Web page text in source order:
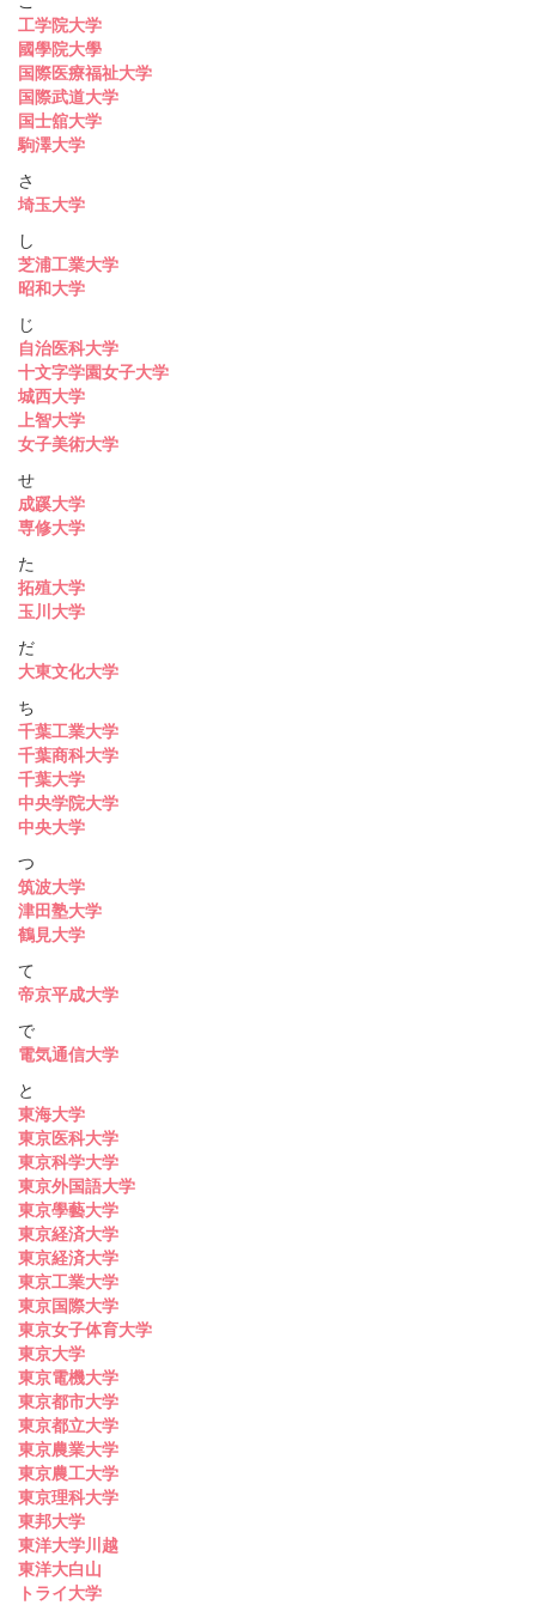
工学院大学
國學院大學
国際医療福祉大学
国際武道大学
国士舘大学
駒澤大学
さ
埼玉大学
し
芝浦工業大学
昭和大学
じ
自治医科大学
十文字学園女子大学
城西大学
上智大学
女子美術大学
せ
成蹊大学
専修大学
た
拓殖大学
玉川大学
だ
大東文化大学
ち
千葉工業大学
千葉商科大学
千葉大学
中央学院大学
中央大学
つ
筑波大学
津田塾大学
鶴見大学
て
帝京平成大学
で
電気通信大学
と
東海大学
東京医科大学
東京科学大学
東京外国語大学
東京學藝大学
東京経済大学
東京経済大学
東京工業大学
東京国際大学
東京女子体育大学
東京大学
東京電機大学
東京都市大学
東京都立大学
東京農業大学
東京農工大学
東京理科大学
東邦大学
東洋大学川越
東洋大白山
トライ大学